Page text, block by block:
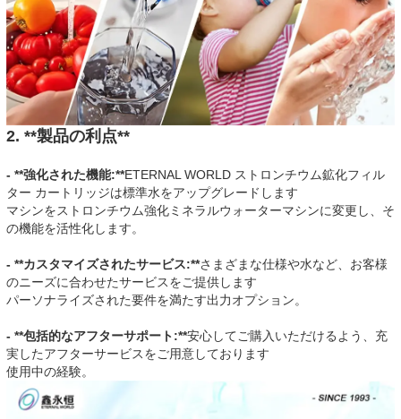
2. **製品の利点**
- **強化された機能:**ETERNAL WORLD ストロンチウム鉱化フィル
ター カートリッジは標準水をアップグレードします
マシンをストロンチウム強化ミネラルウォーターマシンに変更し、そ
の機能を活性化します。
- **カスタマイズされたサービス:**さまざまな仕様や水など、お客様
のニーズに合わせたサービスをご提供します
パーソナライズされた要件を満たす出力オプション。
- **包括的なアフターサポート:**安心してご購入いただけるよう、充
実したアフターサービスをご用意しております
使用中の経験。